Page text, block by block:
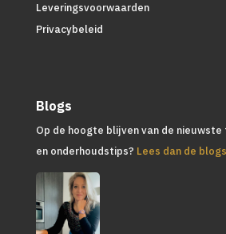
Leveringsvoorwaarden
Privacybeleid
Blogs
Op de hoogte blijven van de
en onderhoudstips? Lees dan de